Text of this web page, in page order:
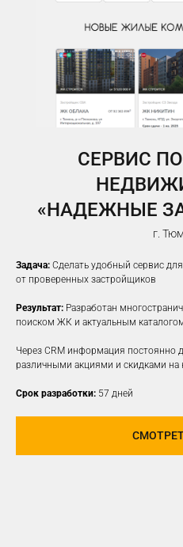
СЕРВИС
«НАДЕЖНЫЕ
г.
Задача: Сделать удобный сервис
от проверенных застройщиков
Результат: Разработан
поиском ЖК и актуальным
Через CRM информация постоянно
различными акциями и скидками
Срок разработки: 57 дней